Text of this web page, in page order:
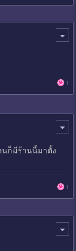
1
นก็มีร้านนี้มาตั้ง
1